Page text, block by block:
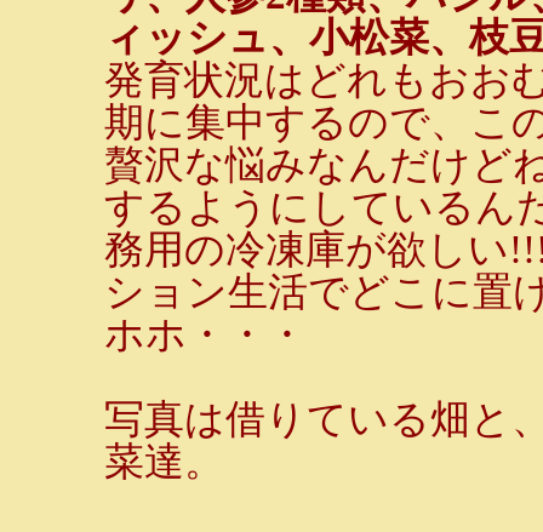
ィッシュ、小松菜、枝
発育状況はどれもおお
期に集中するので、こ
贅沢な悩みなんだけど
するようにしているん
務用の冷凍庫が欲しい
ション生活でどこに置
ホホ・・・
写真は借りている畑と
菜達。